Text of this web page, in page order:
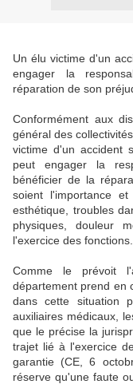
Un élu victime d'un
engager la
réparation de son
Conformément aux
général des
victime d'un accident
peut engager la
bénéficier de la
soient l'importance
esthétique, troubles
physiques, douleur
l'exercice des fonctions.
Comme le prévoit
département prend en
dans cette situation
auxiliaires médicaux,
que le précise la
trajet lié à l'exercice
garantie (CE, 6
réserve qu'une faute